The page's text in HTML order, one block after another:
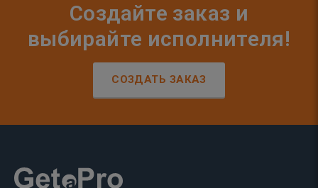
Создайте заказ и
выбирайте исполнителя!
СОЗДАТЬ ЗАКАЗ